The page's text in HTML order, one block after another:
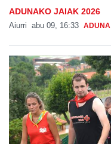
ADUNAKO JAIAK 2026
Aiurri abu 09, 16:33 ADUNA